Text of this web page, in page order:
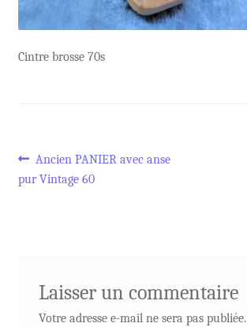
Cintre brosse 70s
Navigation
de
Article
précédent :
Ancien PANIER avec anse
pur Vintage 60
Laisser un commentaire
Votre adresse e-mail ne sera pas publiée.